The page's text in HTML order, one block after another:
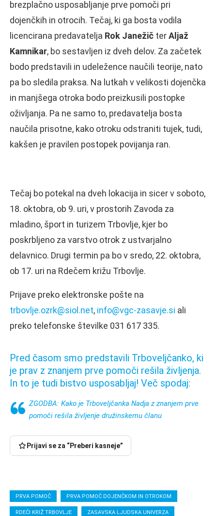
brezplačno usposabljanje prve pomoči pri
dojenčkih in otrocih. Tečaj, ki ga bosta vodila
licencirana predavatelja Rok Janežič terAljaž
Kamnikar, bo sestavljen iz dveh delov. Za začetek
bodo predstavili in udeležence naučili teorije, nato
pa bo sledila praksa. Na lutkah v velikosti dojenčka
in manjšega otroka bodo preizkusili postopke
oživljanja. Pa ne samo to, predavatelja bosta
naučila prisotne, kako otroku odstraniti tujek, tudi,
kakšen je pravilen postopek povijanja ran.
Tečaj bo potekal na dveh lokacija in sicer v soboto,
18. oktobra, ob 9. uri, v prostorih Zavoda za
mladino, šport in turizem Trbovlje, kjer bo
poskrbljeno za varstvo otrok z ustvarjalno
delavnico. Drugi termin pa bo v sredo, 22. oktobra,
ob 17. uri na Rdečem križu Trbovlje.
Prijave preko elektronske pošte na
trbovlje.ozrk@siol.net, info@vgc-zasavje.si ali
preko telefonske številke 031 617 335.
Pred časom smo predstavili Trboveljčanko, ki
je prav z znanjem prve pomoči rešila življenja.
In to je tudi bistvo usposabljaj! Več spodaj:
ZGODBA: Kako je Trboveljčanka Nadja z znanjem prve
pomoči rešila življenje družinskemu članu
Prijavi se za “Preberi kasneje”
PRVA POMOČ PRVA POMOČ DOJENČKOM IN OTROKOM
RDEČI KRIŽ TRBOVLJE ZASAVSKA LJUDSKA UNIVERZA